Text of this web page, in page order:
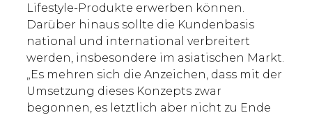
Lifestyle-Produkte erwerben können.
Darüber hinaus sollte die Kundenbasis
national und international verbreitert
werden, insbesondere im asiatischen Markt.
„Es mehren sich die Anzeichen, dass mit der
Umsetzung dieses Konzepts zwar
begonnen, es letztlich aber nicht zu Ende